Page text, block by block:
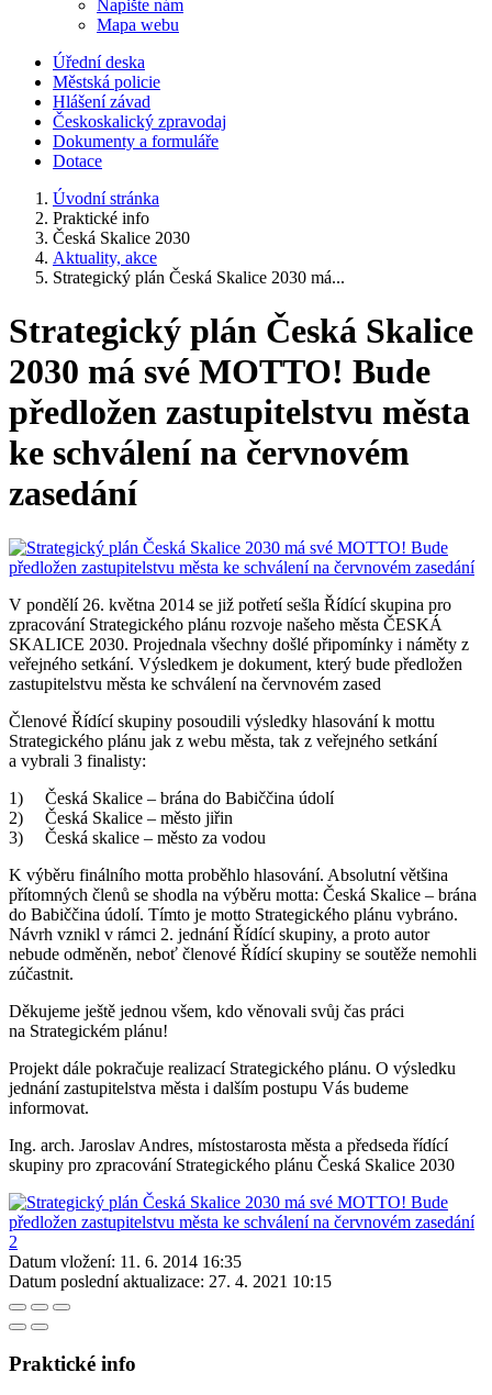
Napište nám
Mapa webu
Úřední deska
Městská policie
Hlášení závad
Českoskalický zpravodaj
Dokumenty a formuláře
Dotace
Úvodní stránka
Praktické info
Česká Skalice 2030
Aktuality, akce
Strategický plán Česká Skalice 2030 má...
Strategický plán Česká Skalice
2030 má své MOTTO! Bude
předložen zastupitelstvu města
ke schválení na červnovém
zasedání
V pondělí 26. května 2014 se již potřetí sešla Řídící skupina pro
zpracování Strategického plánu rozvoje našeho města ČESKÁ
SKALICE 2030. Projednala všechny došlé připomínky i náměty z
veřejného setkání. Výsledkem je dokument, který bude předložen
zastupitelstvu města ke schválení na červnovém zased
Členové Řídící skupiny posoudili výsledky hlasování k mottu
Strategického plánu jak z webu města, tak z veřejného setkání
a vybrali 3 finalisty:
1) Česká Skalice – brána do Babiččina údolí
2) Česká Skalice – město jiřin
3) Česká skalice – město za vodou
K výběru finálního motta proběhlo hlasování. Absolutní většina
přítomných členů se shodla na výběru motta: Česká Skalice – brána
do Babiččina údolí. Tímto je motto Strategického plánu vybráno.
Návrh vznikl v rámci 2. jednání Řídící skupiny, a proto autor
nebude odměněn, neboť členové Řídící skupiny se soutěže nemohli
zúčastnit.
Děkujeme ještě jednou všem, kdo věnovali svůj čas práci
na Strategickém plánu!
Projekt dále pokračuje realizací Strategického plánu. O výsledku
jednání zastupitelstva města i dalším postupu Vás budeme
informovat.
Ing. arch. Jaroslav Andres, místostarosta města a předseda řídící
skupiny pro zpracování Strategického plánu Česká Skalice 2030
Datum vložení: 11. 6. 2014 16:35
Datum poslední aktualizace: 27. 4. 2021 10:15
Praktické info